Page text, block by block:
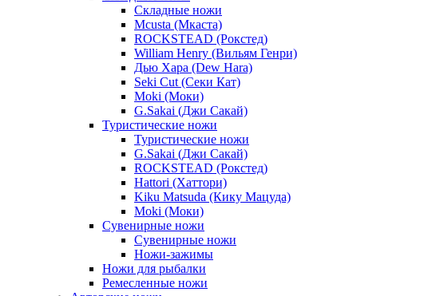
Складные ножи
Mcusta (Мкаста)
ROCKSTEAD (Рокстед)
William Henry (Вильям Генри)
Дью Хара (Dew Hara)
Seki Cut (Секи Кат)
Moki (Моки)
G.Sakai (Джи Сакай)
Туристические ножи
Туристические ножи
G.Sakai (Джи Сакай)
ROCKSTEAD (Рокстед)
Hattori (Хаттори)
Kiku Matsuda (Кику Мацуда)
Moki (Моки)
Сувенирные ножи
Сувенирные ножи
Ножи-зажимы
Ножи для рыбалки
Ремесленные ножи